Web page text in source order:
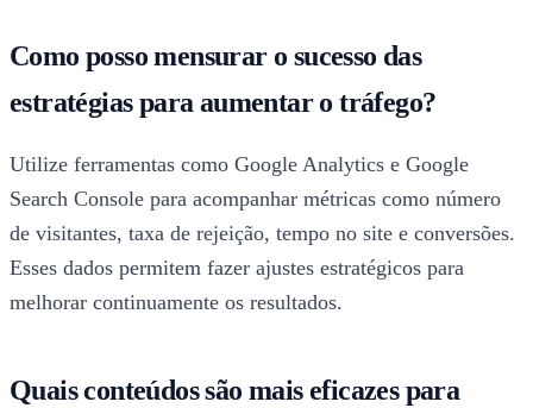
Como posso mensurar o sucesso das
estratégias para aumentar o tráfego?
Utilize ferramentas como Google Analytics e Google
Search Console para acompanhar métricas como número
de visitantes, taxa de rejeição, tempo no site e conversões.
Esses dados permitem fazer ajustes estratégicos para
melhorar continuamente os resultados.
Quais conteúdos são mais eficazes para